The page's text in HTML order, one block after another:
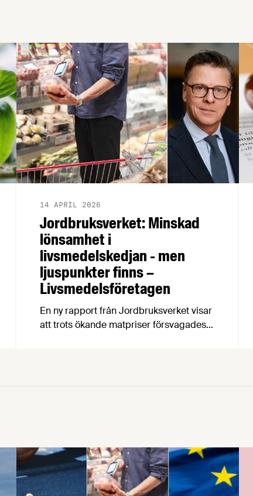
Jordbruksverket: Minskad
lönsamhet i
livsmedelskedjan - men
ljuspunkter finns –
Livsmedelsföretagen
14 APRIL 2026
En ny rapport från Jordbruksverket visar
att trots ökande matpriser försvagades